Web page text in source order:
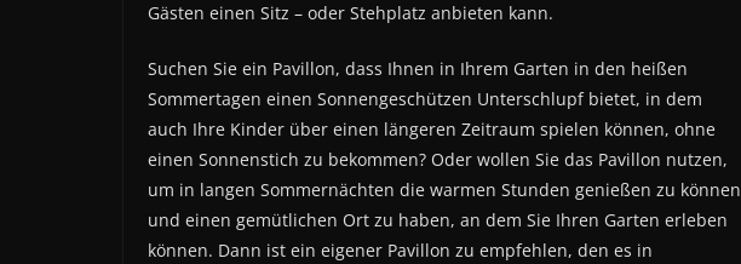
Gästen einen Sitz – oder Stehplatz anbieten kann.
Suchen Sie ein Pavillon, dass Ihnen in Ihrem Garten in den heißen
Sommertagen einen Sonnengeschützen Unterschlupf bietet, in dem
auch Ihre Kinder über einen längeren Zeitraum spielen können, ohne
einen Sonnenstich zu bekommen? Oder wollen Sie das Pavillon nutzen,
um in langen Sommernächten die warmen Stunden genießen zu können
und einen gemütlichen Ort zu haben, an dem Sie Ihren Garten erleben
können. Dann ist ein eigener Pavillon zu empfehlen, den es in